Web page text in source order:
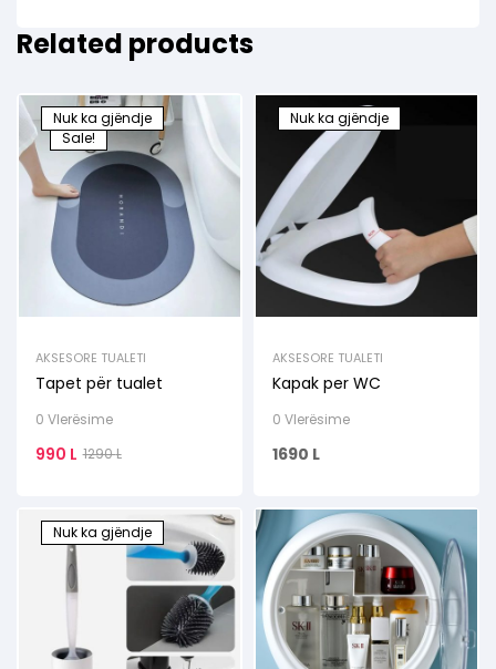
Related products
Sale!
Nuk ka gjëndje
AKSESORE TUALETI
Tapet për tualet
0 Vlerësime
1290L
990 L
Nuk ka gjëndje
AKSESORE TUALETI
Kapak per WC
0 Vlerësime
1690 L
Nuk ka gjëndje